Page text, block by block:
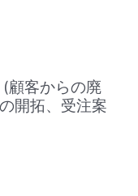
顧客からの廃
開拓、受注案